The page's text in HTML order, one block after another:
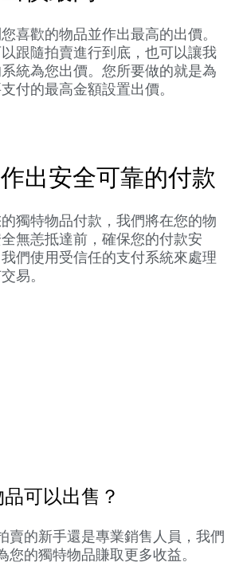
喜歡的物品並作出最高的出價。
跟隨拍賣進行到底，也可以讓我
統為您出價。您所要做的就是為
付的最高金額設置出價。
作出安全可靠的付款
獨特物品付款，我們將在您的物
無恙抵達前，確保您的付款安
們使用受信任的支付系統來處理
易。
可以出售？
賣的新手還是專業銷售人員，我們
您的獨特物品賺取更多收益。